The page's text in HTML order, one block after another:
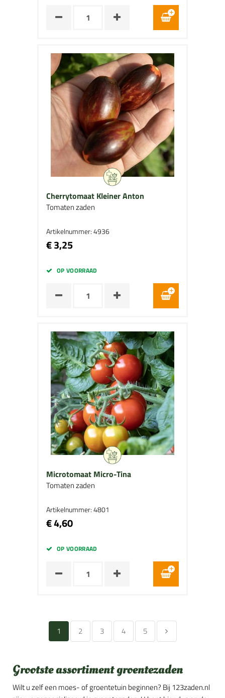
Cherrytomaat Kleiner Anton
Tomaten zaden
Artikelnummer: 4936
€ 3,25
OP VOORRAAD
Microtomaat Micro-Tina
Tomaten zaden
Artikelnummer: 4801
€ 4,60
OP VOORRAAD
1 2 3 4 5
Grootste assortiment groentezaden
Wilt u zelf een moes- of groentetuin beginnen? Bij 123zaden.nl